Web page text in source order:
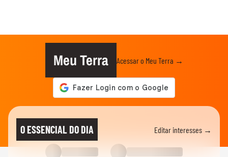
Meu Terra Acessar o Meu Terra →
O ESSENCIAL DO DIA Editar interesses →